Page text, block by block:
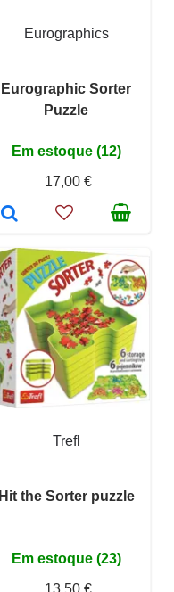
Eurographics
Eurographic Sorter
Puzzle
Em estoque (12)
17,00 €
Trefl
Hit the Sorter puzzle
Em estoque (23)